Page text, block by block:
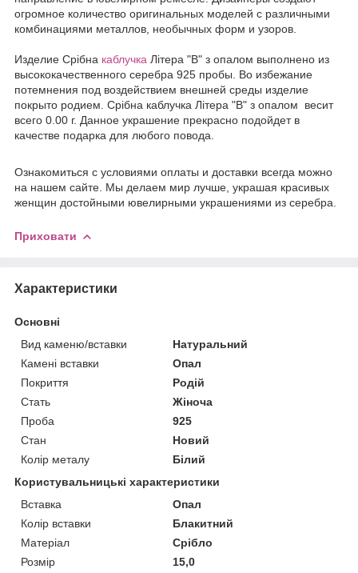
огромное количество оригинальных моделей с различными
комбинациями металлов, необычных форм и узоров.
Изделие Срібна каблучка Літера "В" з опалом выполнено из
высококачественного серебра 925 пробы. Во избежание
потемнения под воздействием внешней среды изделие
покрыто родием. Срібна каблучка Літера "В" з опалом весит
всего 0.00 г. Данное украшение прекрасно подойдет в
качестве подарка для любого повода.
Ознакомиться с условиями оплаты и доставки всегда можно
на нашем сайте. Мы делаем мир лучше, украшая красивых
женщин достойными ювелирными украшениями из серебра.
Приховати
Характеристики
Основні
Вид каменю/вставки
Натуральний
Камені вставки
Опал
Покриття
Родій
Стать
Жіноча
Проба
925
Стан
Новий
Колір металу
Білий
Користувальницькі характеристики
Вставка
Опал
Колір вставки
Блакитний
Матеріал
Срібло
Розмір
15,0